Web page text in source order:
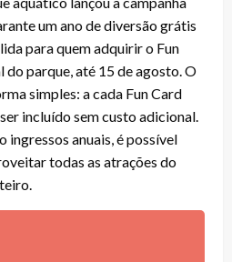
um ano de diversão grátis
para quem adquirir o Fun
do parque, até 15 de agosto. O
simples: a cada Fun Card
incluído sem custo adicional.
ingressos anuais, é possível
todas as atrações do